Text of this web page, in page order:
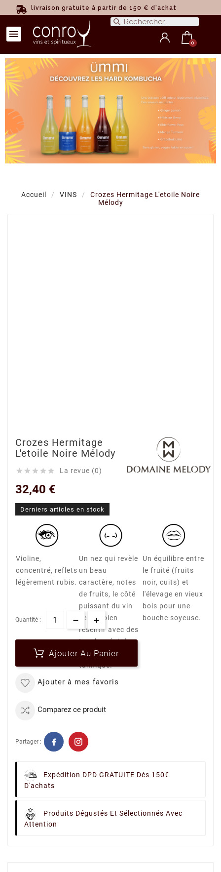
livraison gratuite à partir de 150 € d'achat
Accueil VINS
Crozes Hermitage L'etoile Noire
Mélody
Crozes Hermitage
L'etoile Noire Mélody
     La revue (0)
32,40 €
Derniers articles en stock
Violine,
concentré, reflets
légèrement rubis.
Un nez qui revèle
un beau
caractère, notes
de fruits, le côté
puissant du vin
se fait bien
resentir avec des
touches épicés,
et délicatement
tannique.
Un équilibre entre
le fruité (fruits
noir, cuits) et
l'élevage en vieux
bois pour une
bouche soyeuse.
Quantité :
Ajouter Au Panier
Ajouter à mes favoris
Comparez ce produit
Partager :
Expédition DPD GRATUITE Dès 150€
D'achats
Produits Dégustés Et Sélectionnés Avec
Attention